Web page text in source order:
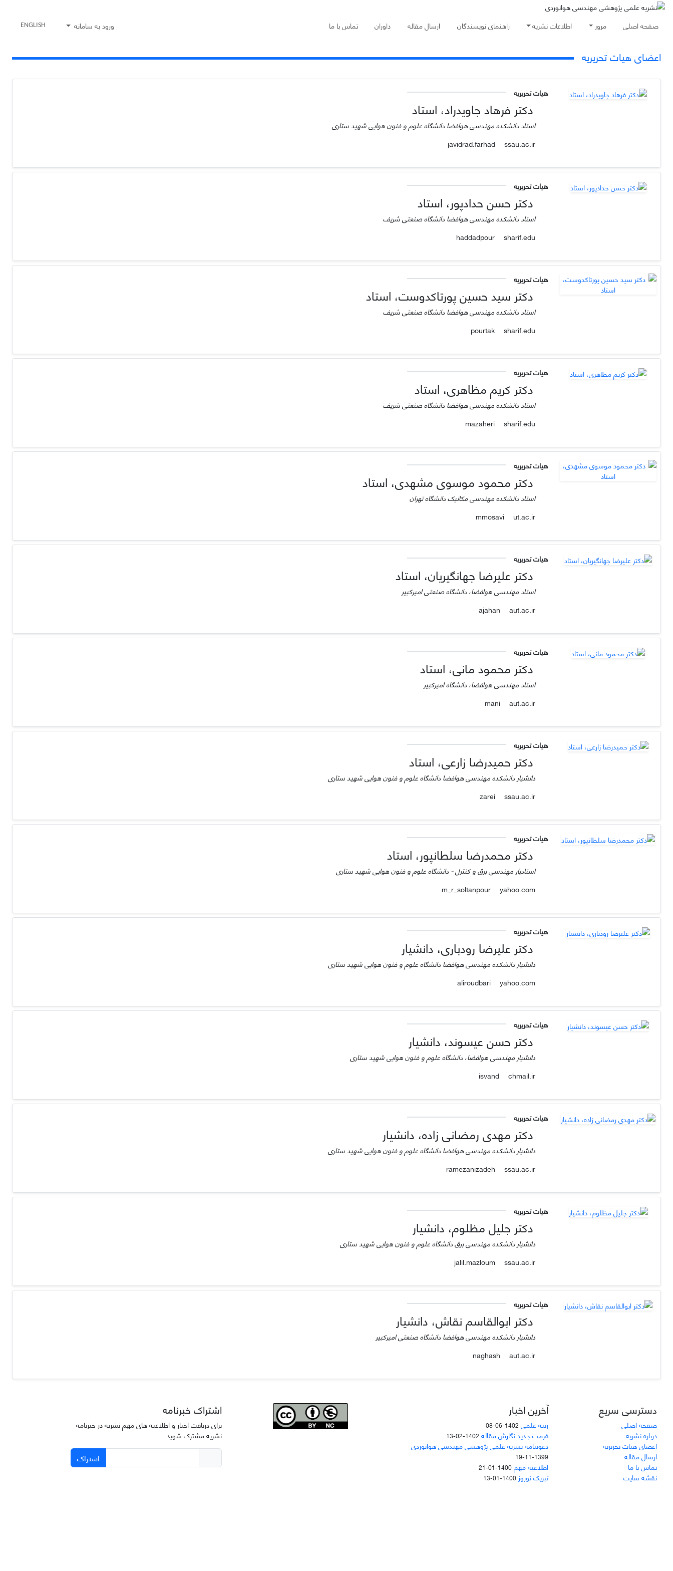
صفحه اصلی مرور اطلاعات نشریه راهنمای نویسندگان ارسال مقاله داوران تماس با ما ورود به سامانه ENGLISH
اعضای هیات تحریریه
هیات تحریریه
دکتر فرهاد جاویدراد، استاد
استاد دانشکده مهندسی هوافضا دانشگاه علوم و فنون هوایی شهید ستاری
javidrad.farhad
ssau.ac.ir
هیات تحریریه
دکتر حسن حدادپور، استاد
استاد دانشکده مهندسی هوافضا دانشگاه صنعتی شریف
sharif.edu
هیات تحریریه
دکتر سید حسین پورتاکدوست، استاد
استاد دانشکده مهندسی هوافضا دانشگاه صنعتی شریف
sharif.edu
هیات تحریریه
دکتر کریم مظاهری، استاد
استاد دانشکده مهندسی هوافضا دانشگاه صنعتی شریف
sharif.edu
هیات تحریریه
دکتر محمود موسوی مشهدی، استاد
استاد دانشکده مهندسی مکانیک دانشگاه تهران
mmosavi
ut.ac.ir
هیات تحریریه
دکتر علیرضا جهانگیریان، استاد
استاد مهندسی هوافضا، دانشگاه صنعتی امیرکبیر
ajahan
aut.ac.ir
هیات تحریریه
دکتر محمود مانی، استاد
استاد مهندسی هوافضا، دانشگاه امیرکبیر
mani
aut.ac.ir
هیات تحریریه
دکتر حمیدرضا زارعی، استاد
دانشیار دانشکده مهندسی هوافضا دانشگاه علوم و فنون هوایی شهید ستاری
zarei
ssau.ac.ir
هیات تحریریه
دکتر محمدرضا سلطانپور، استاد
استادیار مهندسی برق و کنترل - دانشگاه علوم و فنون هوایی شهید ستاری
yahoo.com
هیات تحریریه
دکتر علیرضا رودباری، دانشیار
دانشیار دانشکده مهندسی هوافضا دانشگاه علوم و فنون هوایی شهید ستاری
yahoo.com
هیات تحریریه
دکتر حسن عیسوند، دانشیار
دانشیار مهندسی هوافضا، دانشگاه علوم و فنون هوایی شهید ستاری
isvand
chmail.ir
هیات تحریریه
دکتر مهدی رمضانی زاده، دانشیار
دانشیار دانشکده مهندسی هوافضا دانشگاه علوم و فنون هوایی شهید ستاری
ramezanizadeh
ssau.ac.ir
هیات تحریریه
دکتر جلیل مظلوم، دانشیار
دانشیار دانشکده مهندسی برق دانشگاه علوم و فنون هوایی شهید ستاری
jalil.mazloum
ssau.ac.ir
هیات تحریریه
دکتر ابوالقاسم نقاش، دانشیار
دانشیار دانشکده مهندسی هوافضا دانشگاه صنعتی امیرکبیر
naghash
aut.ac.ir
دسترسی سریع
صفحه اصلی
درباره نشریه
اعضای هیات تحریریه
ارسال مقاله
تماس با ما
نقشه سایت
آخرین اخبار
رتبه علمی 1402-06-08
فرمت جدید نگارش مقاله 1402-02-13
دعوتنامه نشریه علمی پژوهشی مهندسی هوانوردی
1399-11-19
اطلاعیه مهم1400-01-21
تبریک نوروز 1400-01-13
اشتراک خبرنامه
برای دریافت اخبار و اطلاعیه های مهم نشریه در خبرنامه
نشریه مشترک شوید.
اشتراک